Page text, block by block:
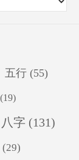
五行 (55)
(19)
八字 (131)
(29)